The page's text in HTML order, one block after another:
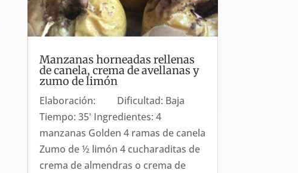
Manzanas horneadas rellenas
de canela, crema de avellanas y
zumo de limón
Elaboración: Dificultad: Baja
Tiempo: 35' Ingredientes: 4
manzanas Golden 4 ramas de canela
Zumo de ½ limón 4 cucharaditas de
crema de almendras o crema de